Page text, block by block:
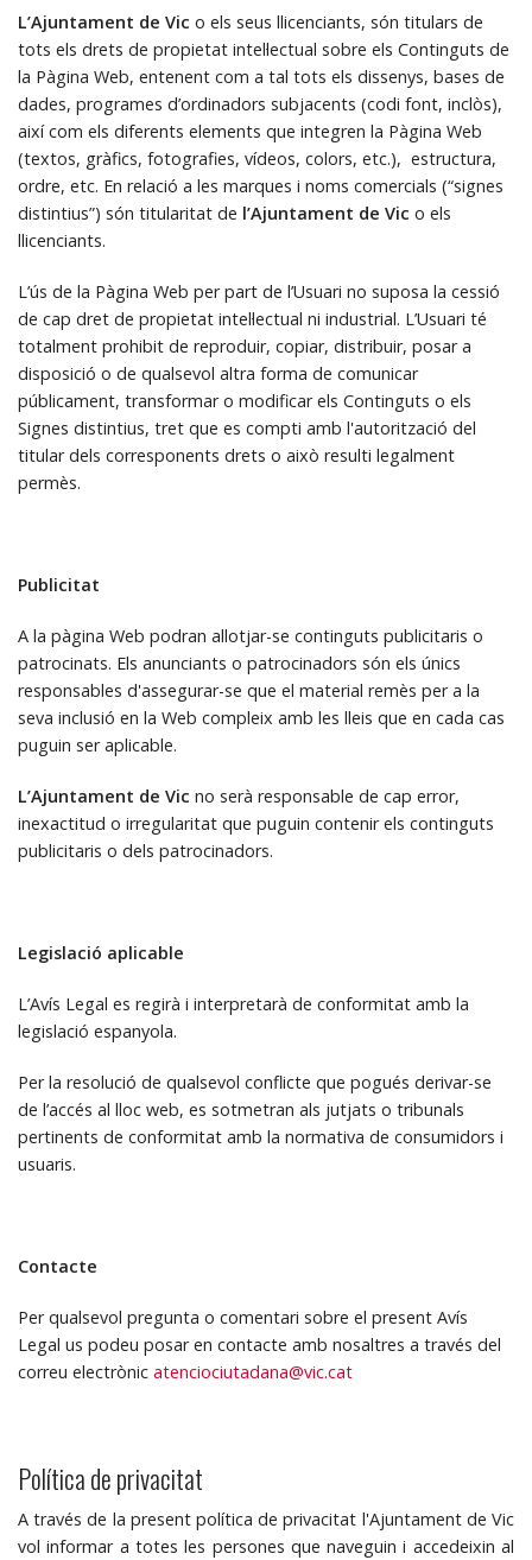
L’Ajuntament de Vic o els seus llicenciants, són titulars de
tots els drets de propietat intel·lectual sobre els Continguts de
la Pàgina Web, entenent com a tal tots els dissenys, bases de
dades, programes d’ordinadors subjacents (codi font, inclòs),
així com els diferents elements que integren la Pàgina Web
(textos, gràfics, fotografies, vídeos, colors, etc.), estructura,
ordre, etc. En relació a les marques i noms comercials (“signes
distintius”) són titularitat de l’Ajuntament de Vic o els
llicenciants.
L’ús de la Pàgina Web per part de l’Usuari no suposa la cessió
de cap dret de propietat intel·lectual ni industrial. L’Usuari té
totalment prohibit de reproduir, copiar, distribuir, posar a
disposició o de qualsevol altra forma de comunicar
públicament, transformar o modificar els Continguts o els
Signes distintius, tret que es compti amb l'autorització del
titular dels corresponents drets o això resulti legalment
permès.
Publicitat
A la pàgina Web podran allotjar-se continguts publicitaris o
patrocinats. Els anunciants o patrocinadors són els únics
responsables d'assegurar-se que el material remès per a la
seva inclusió en la Web compleix amb les lleis que en cada cas
puguin ser aplicable.
L’Ajuntament de Vic no serà responsable de cap error,
inexactitud o irregularitat que puguin contenir els continguts
publicitaris o dels patrocinadors.
Legislació aplicable
L’Avís Legal es regirà i interpretarà de conformitat amb la
legislació espanyola.
Per la resolució de qualsevol conflicte que pogués derivar-se
de l’accés al lloc web, es sotmetran als jutjats o tribunals
pertinents de conformitat amb la normativa de consumidors i
usuaris.
Contacte
Per qualsevol pregunta o comentari sobre el present Avís
Legal us podeu posar en contacte amb nosaltres a través del
correu electrònic atenciociutadana@vic.cat
Política de privacitat
A través de la present política de privacitat l'Ajuntament de Vic
vol informar a totes les persones que naveguin i accedeixin al